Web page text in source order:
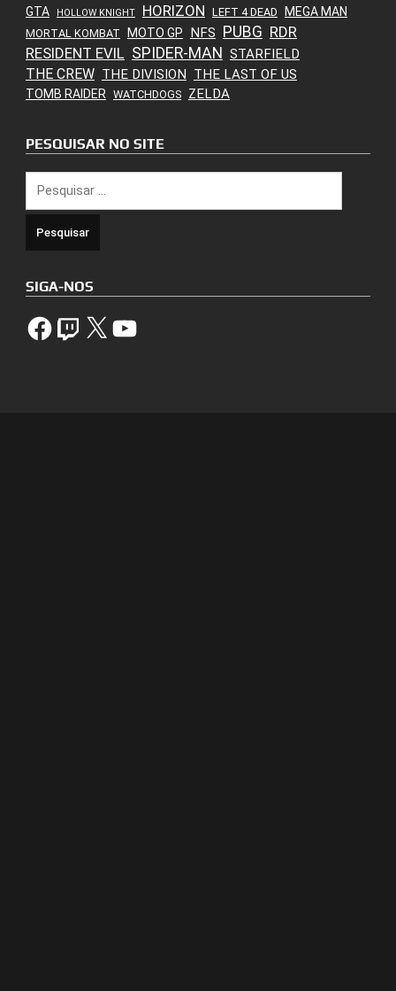
GTA HOLLOW KNIGHT HORIZON LEFT 4 DEAD MEGA MAN
MORTAL KOMBAT MOTO GP NFS PUBG RDR
RESIDENT EVIL SPIDER-MAN STARFIELD
THE CREW THE DIVISION THE LAST OF US
TOMB RAIDER WATCHDOGS ZELDA
PESQUISAR NO SITE
por:
SIGA-NOS
FacebookTwitch X YouTube